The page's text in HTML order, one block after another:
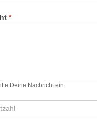
*
Deine Nachricht ein.